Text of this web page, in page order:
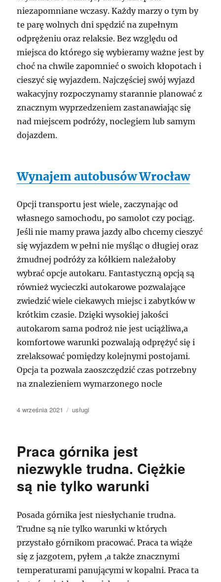
niezapomniane wczasy. Każdy marzy o tym by
te parę wolnych dni spędzić na zupełnym
odprężeniu oraz relaksie. Bez względu od
miejsca do którego się wybieramy ważne jest by
choć na chwile zapomnieć o swoich kłopotach i
cieszyć się wyjazdem. Najczęściej swój wyjazd
wakacyjny rozpoczynamy starannie planować z
znacznym wyprzedzeniem zastanawiając się
nad miejscem podróży, noclegiem lub samym
dojazdem.
Wynajem autobusów Wrocław
Opcji transportu jest wiele, zaczynając od
własnego samochodu, po samolot czy pociąg.
Jeśli nie mamy prawa jazdy albo chcemy cieszyć
się wyjazdem w pełni nie myśląc o długiej oraz
żmudnej podróży za kółkiem należałoby
wybrać opcje autokaru. Fantastyczną opcją są
również wycieczki autokarowe pozwalające
zwiedzić wiele ciekawych miejsc i zabytków w
krótkim czasie. Dzięki wysokiej jakości
autokarom sama podroż nie jest uciążliwa,a
komfortowe warunki pozwalają odprężyć się i
zrelaksować pomiędzy kolejnymi postojami.
Opcja ta pozwala zaoszczędzić czas potrzebny
na znalezieniem wymarzonego nocle
Data
4 września 2021 Kategorie
usługi
Praca górnika jest
niezwykle trudna. Ciężkie
są nie tylko warunki
Posada górnika jest niesłychanie trudna.
Trudne są nie tylko warunki w których
przystało górnikom pracować. Praca ta wiąże
się z jazgotem, pyłem ,a także znacznymi
temperaturami panującymi w kopalni. Praca ta